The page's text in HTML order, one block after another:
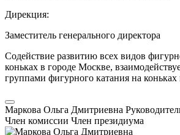
Дирекция:
Заместитель генерального директора
Содействие развитию всех видов
коньках в городе Москве,
группами фигурного катания на
Маркова Ольга Дмитриевна
Член комиссии Член президиума